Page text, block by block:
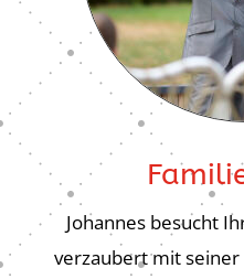
Johannes besucht
verzaubert mit